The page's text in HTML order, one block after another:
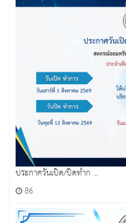
ประกาศวันเปิด/ปิดทำก ...
86